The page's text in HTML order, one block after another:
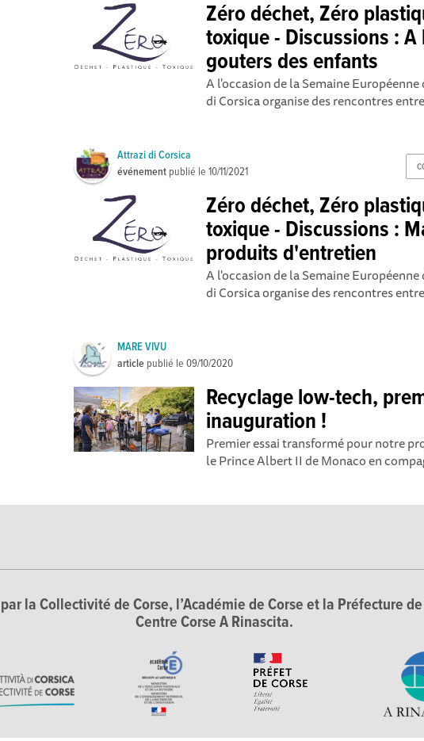
Zéro déchet, Zéro
toxique - Discussions :
gouters des enfants
A l'occasion de la Semaine
di Corsica organise des rencontres
Attrazi di Corsica
événement publié le10/11/2021
Zéro déchet, Zéro
toxique - Discussions :
produits d'entretien
A l'occasion de la Semaine
di Corsica organise des rencontres
MARE VIVU
article publié le09/10/2020
Recyclage low-tech,
inauguration !
Premier essai transformé pour notre
le Prince Albert II de Monaco en
la Collectivité de Corse, l’Académie de Corse et la Préfecture
Centre Corse A Rinascita.